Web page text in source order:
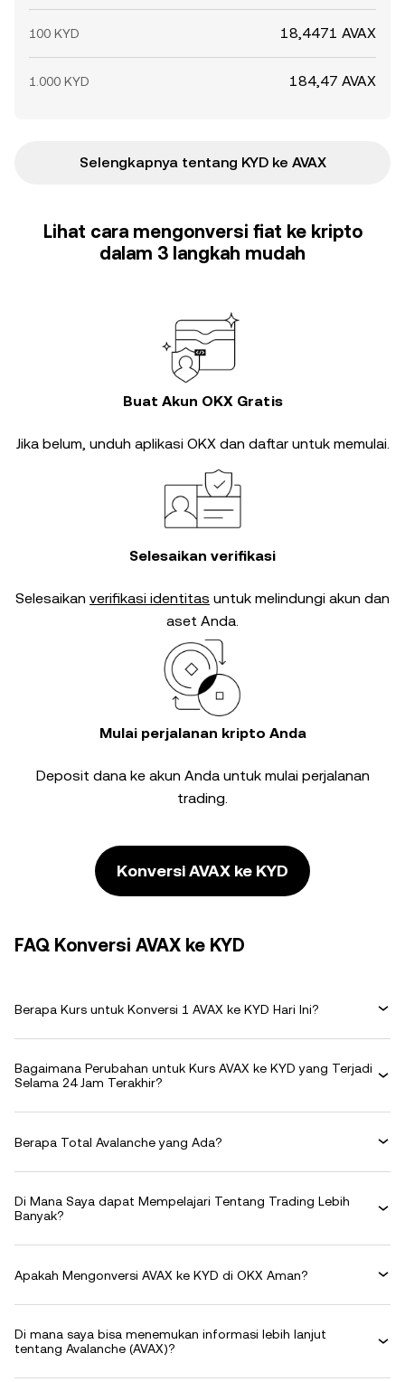
100 KYD 18,4471 AVAX
1.000 KYD 184,47 AVAX
Selengkapnya tentang KYD ke AVAX
Lihat cara mengonversi fiat ke kripto
dalam 3 langkah mudah
Buat Akun OKX Gratis
Jika belum, unduh aplikasi OKX dan daftar untuk memulai.
Selesaikan verifikasi
Selesaikan verifikasi identitas untuk melindungi akun dan
aset Anda.
Mulai perjalanan kripto Anda
Deposit dana ke akun Anda untuk mulai perjalanan
trading.
Konversi AVAX ke KYD
FAQ Konversi AVAX ke KYD
Berapa Kurs untuk Konversi 1 AVAX ke KYD Hari Ini?
Bagaimana Perubahan untuk Kurs AVAX ke KYD yang Terjadi
Selama 24 Jam Terakhir?
Berapa Total Avalanche yang Ada?
Di Mana Saya dapat Mempelajari Tentang Trading Lebih
Banyak?
Apakah Mengonversi AVAX ke KYD di OKX Aman?
Di mana saya bisa menemukan informasi lebih lanjut
tentang Avalanche (AVAX)?